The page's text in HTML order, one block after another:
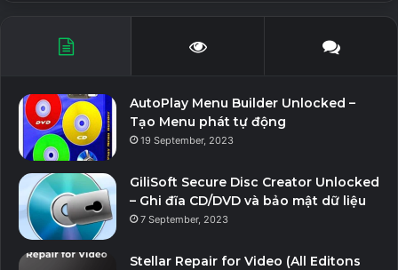
AutoPlay Menu Builder Unlocked –
Tạo Menu phát tự động
19 September, 2023
GiliSoft Secure Disc Creator Unlocked
– Ghi đĩa CD/DVD và bảo mật dữ liệu
7 September, 2023
Stellar Repair for Video (All Editons